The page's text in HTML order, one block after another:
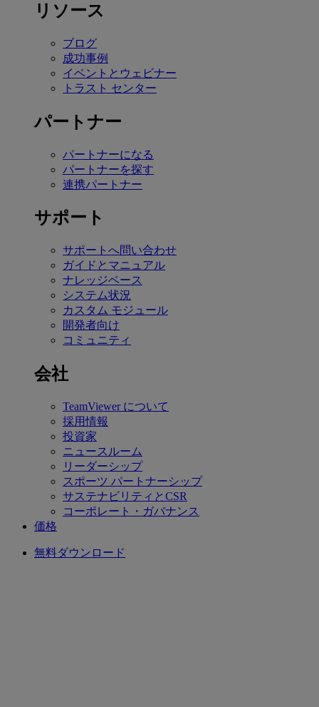
リソース
ブログ
成功事例
イベントとウェビナー
トラスト センター
パートナー
パートナーになる
パートナーを探す
連携パートナー
サポート
サポートへ問い合わせ
ガイドとマニュアル
ナレッジベース
システム状況
カスタム モジュール
開発者向け
コミュニティ
会社
TeamViewer について
採用情報
投資家
ニュースルーム
リーダーシップ
スポーツ パートナーシップ
サステナビリティとCSR
コーポレート・ガバナンス
価格
無料ダウンロード